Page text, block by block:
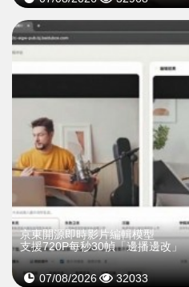
京東開源即時影片編輯模型
支援720P每秒30幀「邊播邊改」
07/08/2026 32033